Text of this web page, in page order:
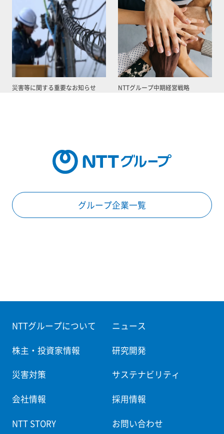
災害等に関する重要なお知らせ NTTグループ中期経営戦略
グループ企業一覧
NTTグループについて ニュース
株主・投資家情報 研究開発
災害対策 サステナビリティ
会社情報 採用情報
NTT STORY お問い合わせ